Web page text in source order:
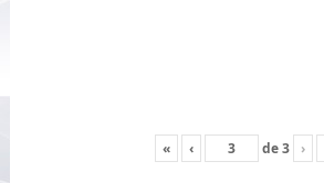
« ‹ de3 ›